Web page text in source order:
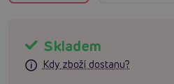
Skladem
Kdy zboží dostanu?